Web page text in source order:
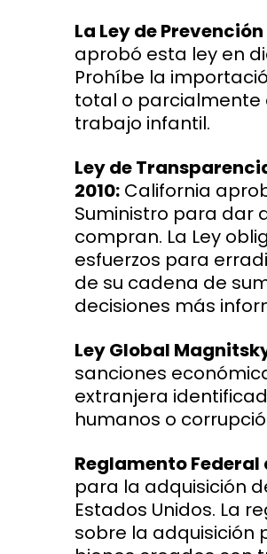
La Ley de
aprobó esta ley en
Prohíbe la
total o parcialmente
trabajo infantil.
Ley de
2010: California
Suministro para dar
compran. La Ley
esfuerzos para
de su cadena de
decisiones más
Ley Global
sanciones
extranjera
humanos o
Reglamento Federal
para la adquisición
Estados Unidos. La
sobre la adquisición